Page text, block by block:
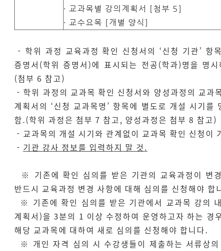
∙ 교과목별 강의계획서 [첨부 5]
∙ 교수요목 [개별 양식]
- 학위 과정 교육과정 확인 신청서 의 ‘신청 기관’ 항
증명서(학위 증명서)에 표시되는 전공(학과)명을 명
(첨부 6 참고)
- 학위 과정의 교과목 확인 신청서와 양성과정의 교과
계획서의 ‘신청 교과목명’ 항목에 별도로 개설 시기를
함.(학위 과정은 첨부 7 참고, 양성과정은 첨부 8 참고)
- 교과목의 개설 시기와 관계없이 교과목 확인 신청이
- 기관 강사 정보를 입력하지 말 것 .
※ 기존에 확인 심의를 받은 기관의 교육과정이 변
반드시 교육과정 변경 사항에 대해 심의를 신청해야 합
※ 기존에 확인 심의를 받은 기관에서 교과목 강의
계획서)을 3분의 1 이상 수정하여 운영하고자 하는 경
해당 교과목에 대하여 새로 심의를 신청해야 합니다.
※ 개인 자격 심의 시 수강생들이 제출하는 서류상